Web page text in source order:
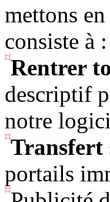
mettons
consiste à :
Rentrer
descriptif
notre
Transfert
portails